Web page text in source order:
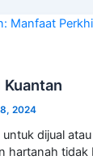
2024
dijual
hartanah tidak